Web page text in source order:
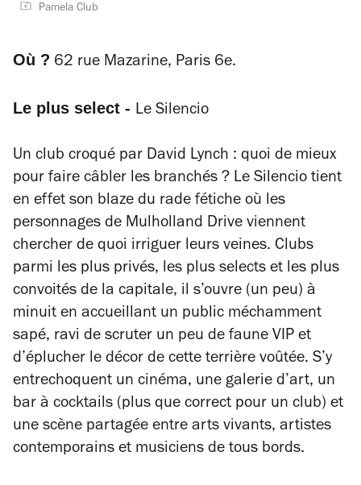
Pamela Club
Où ? 62 rue Mazarine, Paris 6e.
Le plus select - Le Silencio
Un club croqué par David Lynch : quoi de mieux
pour faire câbler les branchés ? Le Silencio tient
en effet son blaze du rade fétiche où les
personnages de Mulholland Drive viennent
chercher de quoi irriguer leurs veines. Clubs
parmi les plus privés, les plus selects et les plus
convoités de la capitale, il s’ouvre (un peu) à
minuit en accueillant un public méchamment
sapé, ravi de scruter un peu de faune VIP et
d’éplucher le décor de cette terrière voûtée. S’y
entrechoquent un cinéma, une galerie d’art, un
bar à cocktails (plus que correct pour un club) et
une scène partagée entre arts vivants, artistes
contemporains et musiciens de tous bords.